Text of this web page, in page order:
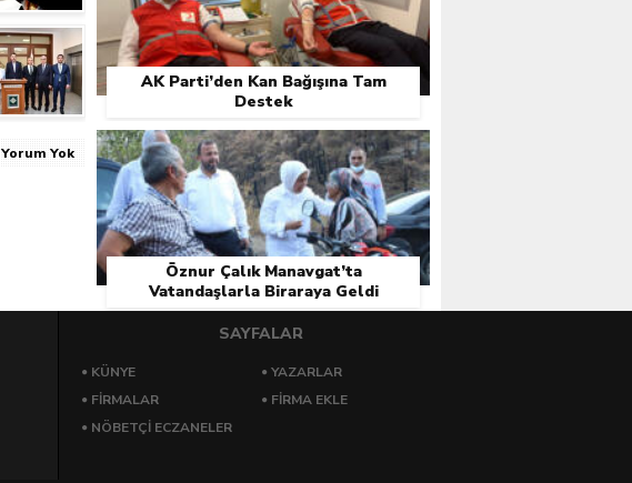
Yorum Yok
AK Parti’den Kan Bağışına Tam
Destek
Öznur Çalık Manavgat’ta
Vatandaşlarla Biraraya Geldi
SAYFALAR
KÜNYE
YAZARLAR
FIRMALAR
FIRMA EKLE
NÖBETÇI ECZANELER